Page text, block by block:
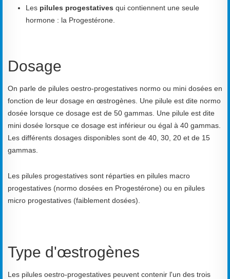
Les pilules progestatives qui contiennent une seule
hormone : la Progestérone.
Dosage
On parle de pilules oestro-progestatives normo ou mini dosées en
fonction de leur dosage en œstrogènes. Une pilule est dite normo
dosée lorsque ce dosage est de 50 gammas. Une pilule est dite
mini dosée lorsque ce dosage est inférieur ou égal à 40 gammas.
Les différents dosages disponibles sont de 40, 30, 20 et de 15
gammas.
Les pilules progestatives sont réparties en pilules macro
progestatives (normo dosées en Progestérone) ou en pilules
micro progestatives (faiblement dosées).
Type d'œstrogènes
Les pilules oestro-progestatives peuvent contenir l'un des trois